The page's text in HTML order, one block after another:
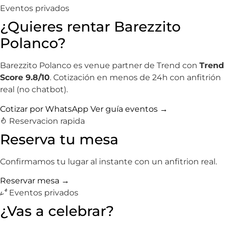
Eventos privados
¿Quieres rentar Barezzito
Polanco?
Barezzito Polanco es venue partner de Trend con Trend
Score 9.8/10. Cotización en menos de 24h con anfitrión
real (no chatbot).
Cotizar por WhatsApp Ver guía eventos →
Reservacion rapida
Reserva tu mesa
Confirmamos tu lugar al instante con un anfitrion real.
Reservar mesa →
Eventos privados
¿Vas a celebrar?